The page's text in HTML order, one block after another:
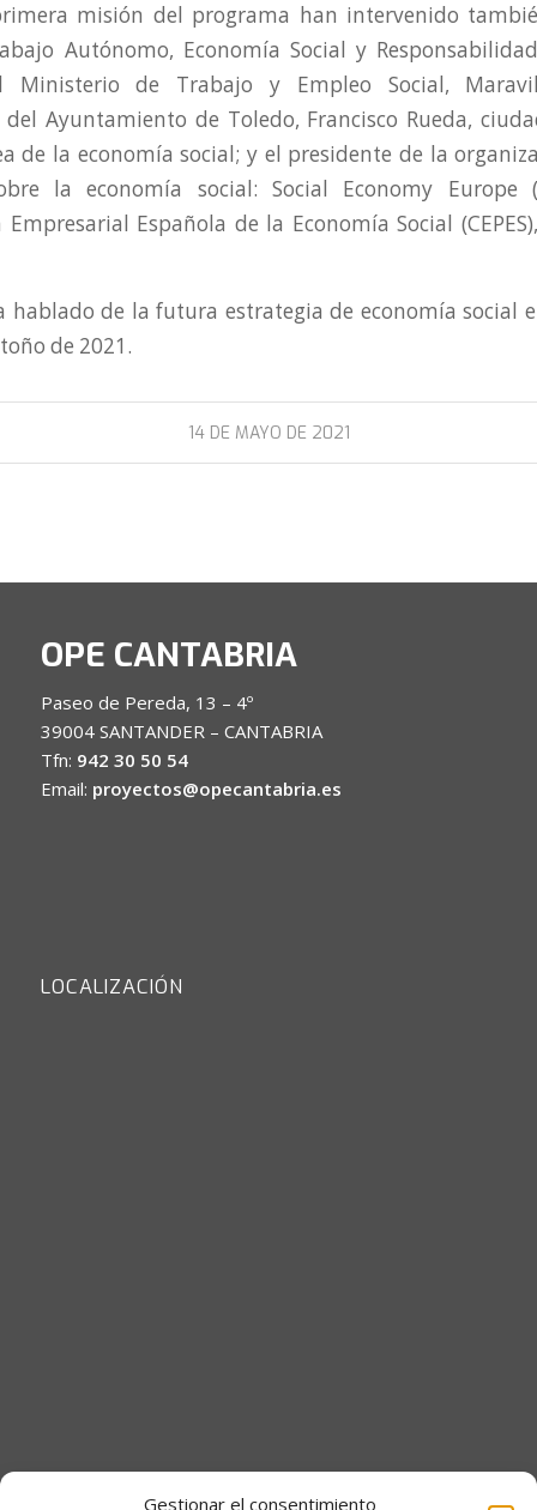
Gestionar el consentimiento
misión del programa han intervenido
Autónomo, Economía Social y
Ministerio de Trabajo y Empleo Social,
Ayuntamiento de Toledo, Francisco Rueda,
de la economía social; y el presidente de la
la economía social: Social Economy Europe
Empresarial Española de la Economía Social
hablado de la futura estrategia de economía social
de 2021.
14 DE MAYO DE 2021
OPE CANTABRIA
Paseo de Pereda, 13 – 4º
39004 SANTANDER – CANTABRIA
Tfn: 942 30 50 54
Email: proyectos@opecantabria.es
LOCALIZACIÓN